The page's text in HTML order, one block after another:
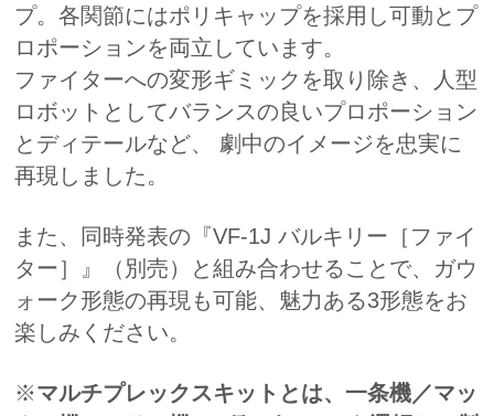
プ。各関節にはポリキャップを採用し可動とプ
ロポーションを両立しています。
ファイターへの変形ギミックを取り除き、人型
ロボットとしてバランスの良いプロポーション
とディテールなど、 劇中のイメージを忠実に
再現しました。
また、同時発表の『VF-1J バルキリー［ファイ
ター］』（別売）と組み合わせることで、ガウ
ォーク形態の再現も可能、魅力ある3形態をお
楽しみください。
※マルチプレックスキットとは、一条機／マッ